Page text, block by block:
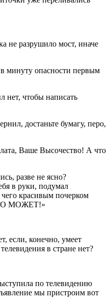
не разрушило мост, иначе
минуту опасности первым
чтобы написать
достаньте бумагу, перо,
Ваше Высочество! А что
разве не ясно?
в руки, подумал
красивым почерком
МОЖЕТ!»
если, конечно, умеет
в стране нет?
по телевидению
мы пристроим вот